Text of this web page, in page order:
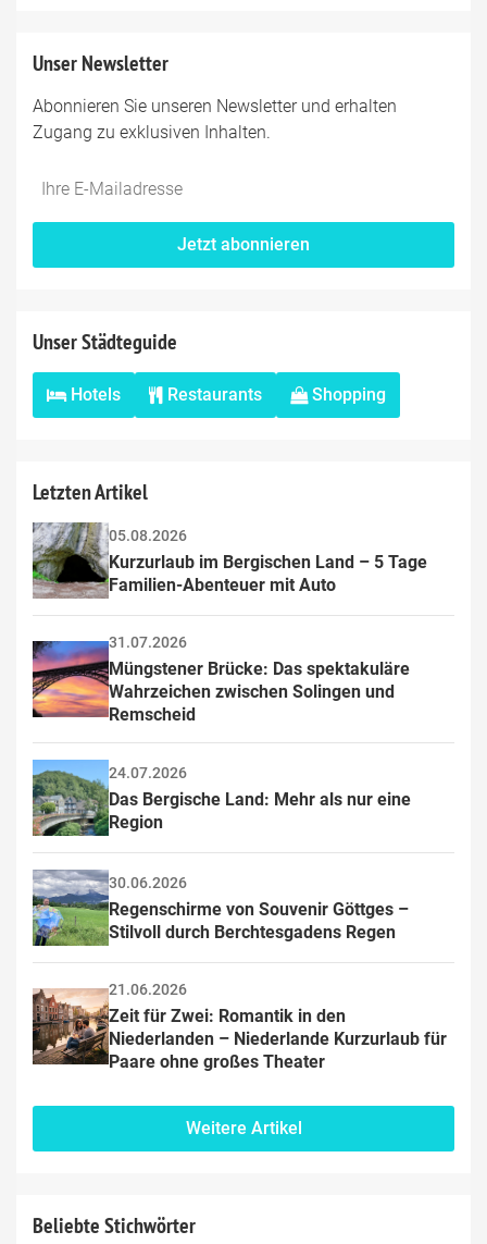
Unser Newsletter
Abonnieren Sie unseren Newsletter und erhalten
Zugang zu exklusiven Inhalten.
Jetzt abonnieren
Unser Städteguide
Hotels Restaurants Shopping
Letzten Artikel
05.08.2026
Kurzurlaub im Bergischen Land – 5 Tage
Familien-Abenteuer mit Auto
31.07.2026
Müngstener Brücke: Das spektakuläre
Wahrzeichen zwischen Solingen und
Remscheid
24.07.2026
Das Bergische Land: Mehr als nur eine
Region
30.06.2026
Regenschirme von Souvenir Göttges –
Stilvoll durch Berchtesgadens Regen
21.06.2026
Zeit für Zwei: Romantik in den
Niederlanden – Niederlande Kurzurlaub für
Paare ohne großes Theater
Weitere Artikel
Beliebte Stichwörter